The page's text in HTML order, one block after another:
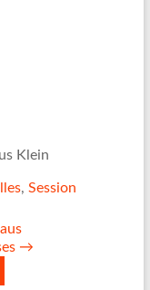
Klein
, Session
→